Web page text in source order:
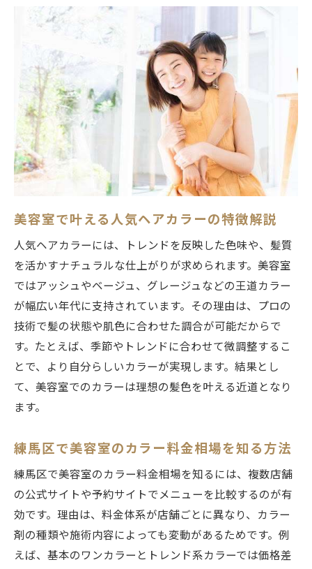
練馬区で注目のカラーが得意な美容室特集
カラーが得意な美容室の施術特徴と魅力
練馬区でイメージカラーに強い美容室の選
び方
美容室でメンズも満足するカラーサービス
紹介
ヘアカラー専門店ならではのメリットとは
白髪染め対応の美容室で安心カラー体験を
上手い美容室を見つける口コミと比較のコ
美容室で実践できるダメージレスカラー法
美容室のヘアケアメニューと料金の違い解
説
人気美容室が提案する髪質別ケアカラー体
験談
美容室で安心してカラーするための相談術
透明感あるカラーなら美容室でどう選ぶ？
透明感重視の美容室カラー施術ポイント
イルミナカラーと一般カラーの違いを解説
美容室で透明感カラーが人気の理由とは
美容室で叶える人気ヘアカラーの特徴解説
人気ヘアカラーには、トレンドを反映した色味や、髪質
を活かすナチュラルな仕上がりが求められます。美容室
ではアッシュやベージュ、グレージュなどの王道カラー
が幅広い年代に支持されています。その理由は、プロの
技術で髪の状態や肌色に合わせた調合が可能だからで
す。たとえば、季節やトレンドに合わせて微調整するこ
とで、より自分らしいカラーが実現します。結果とし
て、美容室でのカラーは理想の髪色を叶える近道となり
ます。
練馬区で美容室のカラー料金相場を知る方法
練馬区で美容室のカラー料金相場を知るには、複数店舗
の公式サイトや予約サイトでメニューを比較するのが有
効です。理由は、料金体系が店舗ごとに異なり、カラー
剤の種類や施術内容によっても変動があるためです。例
えば、基本のワンカラーとトレンド系カラーでは価格差